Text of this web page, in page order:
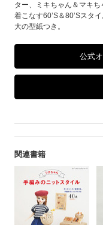
ター、ミキちゃん＆マキ
着こなす60’S＆80’Sスタ
大の型紙つき。
公式
関連書籍